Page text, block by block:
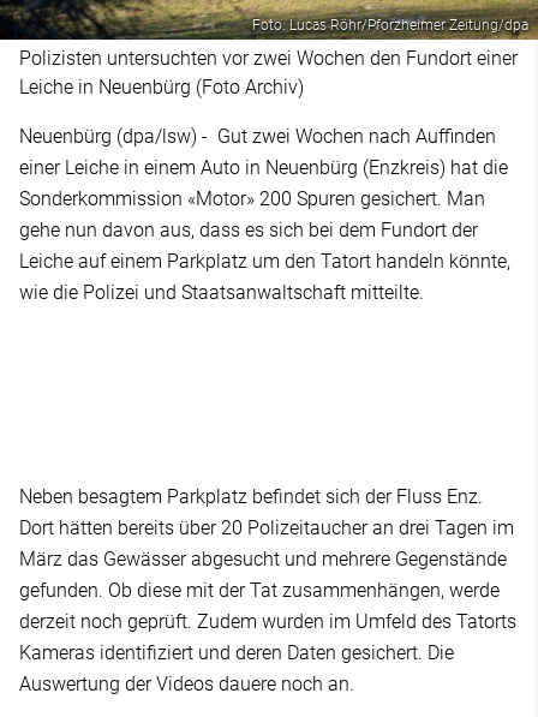
Foto: Lucas Röhr/Pforzheimer Zeitung/dpa
Polizisten untersuchten vor zwei Wochen den Fundort einer
Leiche in Neuenbürg (Foto Archiv)
Neuenbürg (dpa/lsw) - Gut zwei Wochen nach Auffinden
einer Leiche in einem Auto in Neuenbürg (Enzkreis) hat die
Sonderkommission «Motor» 200 Spuren gesichert. Man
gehe nun davon aus, dass es sich bei dem Fundort der
Leiche auf einem Parkplatz um den Tatort handeln könnte,
wie die Polizei und Staatsanwaltschaft mitteilte.
Neben besagtem Parkplatz befindet sich der Fluss Enz.
Dort hätten bereits über 20 Polizeitaucher an drei Tagen im
März das Gewässer abgesucht und mehrere Gegenstände
gefunden. Ob diese mit der Tat zusammenhängen, werde
derzeit noch geprüft. Zudem wurden im Umfeld des Tatorts
Kameras identifiziert und deren Daten gesichert. Die
Auswertung der Videos dauere noch an.